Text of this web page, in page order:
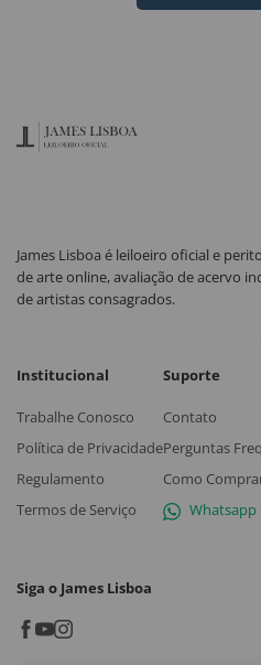
James Lisboa é leiloeiro oficial e
de arte online, avaliação de acervo
de artistas consagrados.
Institucional
Trabalhe Conosco
Política de Privacidade
Regulamento
Termos de Serviço
Suporte
Contato
Perguntas
Como
Whatsapp
Siga o James Lisboa